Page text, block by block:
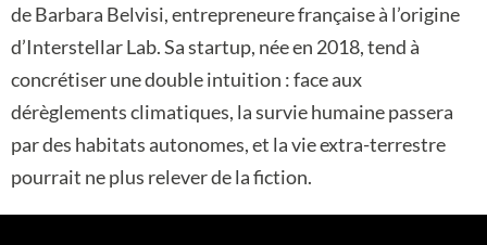
de Barbara Belvisi, entrepreneure française à l’origine
d’Interstellar Lab. Sa startup, née en 2018, tend à
concrétiser une double intuition : face aux
dérèglements climatiques, la survie humaine passera
par des habitats autonomes, et la vie extra-terrestre
pourrait ne plus relever de la fiction.